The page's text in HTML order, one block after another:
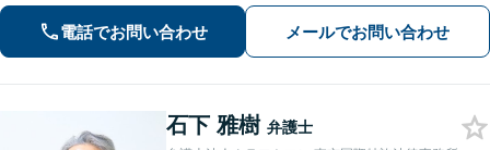
通事故】後遺障害等級非該当から高次
脳機能障害などの高額賠償まで解決実
績多数！
電話でお問い合わせ メールでお問い合わせ
石下 雅樹 弁護士